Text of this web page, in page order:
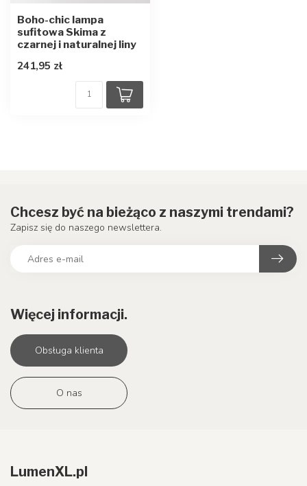
Boho-chic lampa
sufitowa Skima z
czarnej i naturalnej liny
241,95 zł
Więcej informacji.
Obsługa klienta
O nas
Chcesz być na bieżąco z naszymi trendami?
Zapisz się do naszego newslettera.
LumenXL.pl